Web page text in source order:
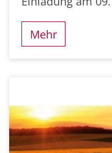
Mehr